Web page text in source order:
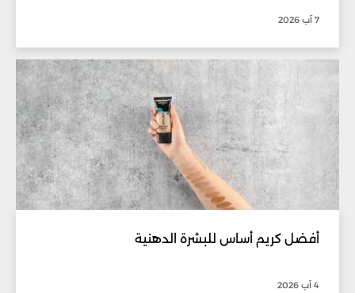
7 آب 2026
أفضل كريم أساس للبشرة الدهنية
4 آب 2026